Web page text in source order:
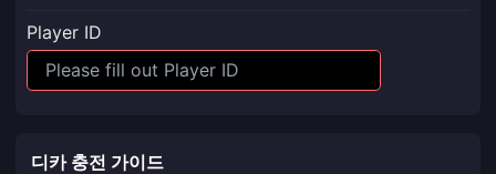
Player ID
디카 충전 가이드